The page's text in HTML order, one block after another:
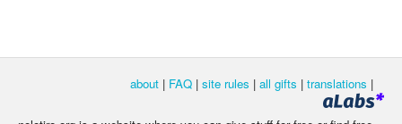
about | FAQ | site rules | all gifts | translations |